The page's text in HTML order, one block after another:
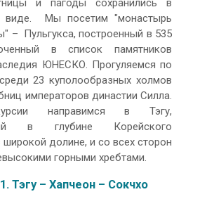
и пагоды сохранились в
виде. Мы посетим "монастырь
– Пульгукса, построенный в 535
в список памятников
ЮНЕСКО. Прогуляемся по
23 куполообразных холмов
императоров династии Силла.
направимся в Тэгу,
в глубине Корейского
широкой долине, и со всех сторон
горными хребтами.
Тэгу – Хапчеон – Сокчхо